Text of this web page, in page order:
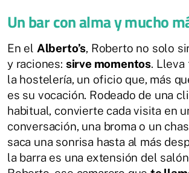
Un bar con alma y mucho
En el Alberto’s, Roberto no solo
y raciones: sirve momentos. Lleva
la hostelería, un oficio que, más
es su vocación. Rodeado de una
habitual, convierte cada visita en
conversación, una broma o un
saca una sonrisa hasta al más
la barra es una extensión del